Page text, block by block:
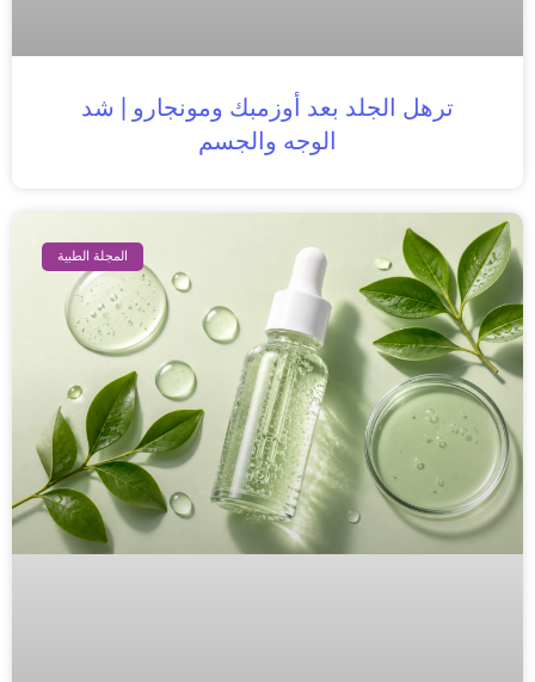
ترهل الجلد بعد أوزمبك ومونجارو | شد
الوجه والجسم
المجلة الطبية